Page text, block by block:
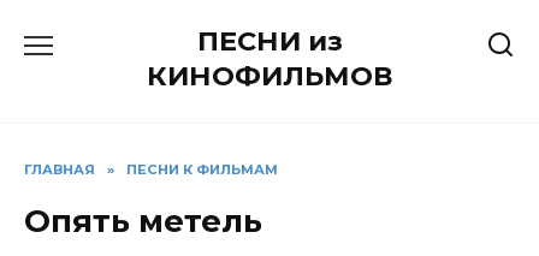
ПЕСНИ из
КИНОФИЛЬМОВ
ГЛАВНАЯ » ПЕСНИ К ФИЛЬМАМ
Опять метель